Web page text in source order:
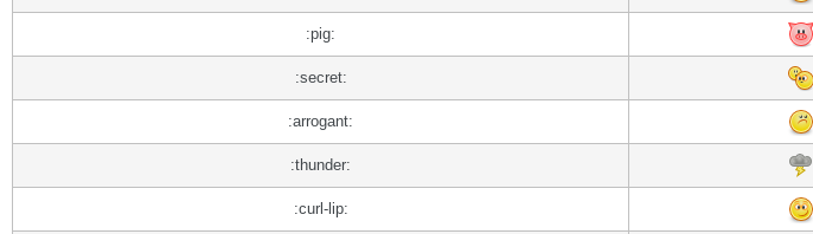
:pig:
:secret:
:arrogant:
:thunder:
:curl-lip: